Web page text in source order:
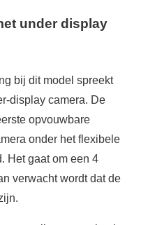
under display
bij dit model spreekt
display camera. De
opvouwbare
onder het flexibele
Het gaat om een 4
verwacht wordt dat de